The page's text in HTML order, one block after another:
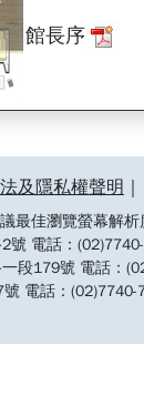
館長序
及隱私權聲明
最佳瀏覽螢幕解
電話：
段179號 電話：
電話：